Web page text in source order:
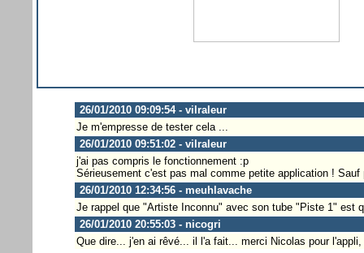
26/01/2010 09:09:54 - vilraleur
Je m'empresse de tester cela ...
26/01/2010 09:51:02 - vilraleur
j'ai pas compris le fonctionnement :p
Sérieusement c'est pas mal comme petite application !
26/01/2010 12:34:56 - meuhlavache
Je rappel que "Artiste Inconnu" avec son tube "Piste 1" est
26/01/2010 20:55:03 - nicogri
Que dire... j'en ai rêvé... il l'a fait... merci Nicolas pour